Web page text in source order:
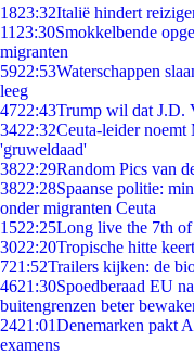
1823:32Italië hindert
11 23:30Smokkelbende
migranten
5922:53Waterschappen
leeg
4722:43Trump wil dat J.D.
3422:32Ceuta-leider noemt
'gruweldaad'
3822:29Random Pics van
3822:28Spaanse politie:
onder migranten Ceuta
1522:25Long live the 7th
3022:20Tropische hitte
721:52Trailers kijken: de
4621:30Spoedberaad EU
buitengrenzen beter
2421:01Denemarken pakt
examens